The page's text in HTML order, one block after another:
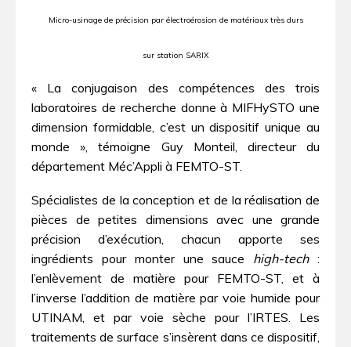
Micro-usinage de précision par électroérosion de matériaux très durs
sur station SARIX
« La conjugaison des compétences des trois
laboratoires de recherche donne à MIFHySTO une
dimension formidable, c’est un dispositif unique au
monde », témoigne Guy Monteil, directeur du
département Méc’Appli à FEMTO-ST.
Spécialistes de la conception et de la réalisation de
pièces de petites dimensions avec une grande
précision d’exécution, chacun apporte ses
ingrédients pour monter une sauce high-tech:
l’enlèvement de matière pour FEMTO-ST, et à
l’inverse l’addition de matière par voie humide pour
UTINAM, et par voie sèche pour l’IRTES. Les
traitements de surface s’insèrent dans ce dispositif,